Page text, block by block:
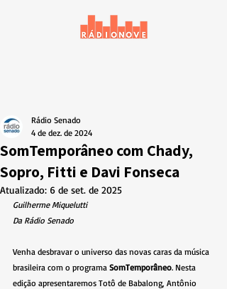
SomTemporâneo com Chady,
Sopro, Fitti e Davi Fonseca
Rádio Senado
4 de dez. de 2024
Atualizado: 6 de set. de 2025
Guilherme Miquelutti
Da Rádio Senado
Venha desbravar o universo das novas caras da música
brasileira com o programa SomTemporâneo. Nesta
edição apresentaremos Totô de Babalong, Antônio